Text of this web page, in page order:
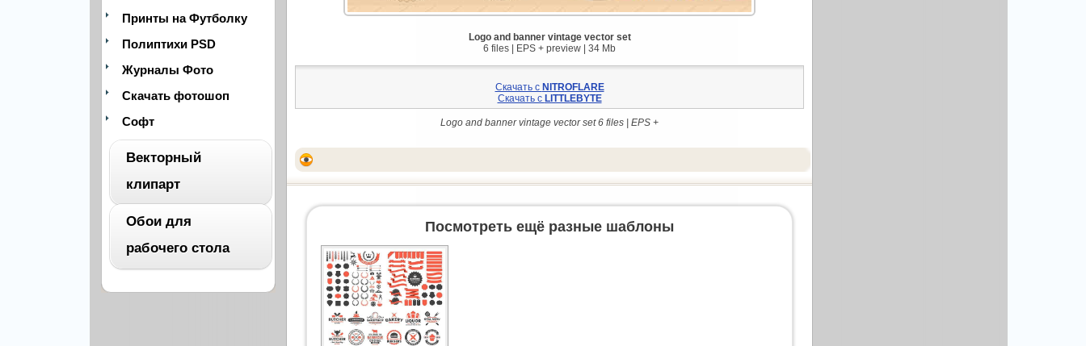
Принты на Футболку
Полиптихи PSD
Журналы Фото
Скачать фотошоп
Софт
Векторный
клипарт
Архитектура
Обои для
рабочего стола
ВСЕ
Logo and banner vintage vector set
6 files | EPS + preview | 34 Mb
Скачать с NITROFLARE
Скачать с LITTLEBYTE
Logo and banner vintage vector set 6 files | EPS +
Посмотреть ещё разные шаблоны